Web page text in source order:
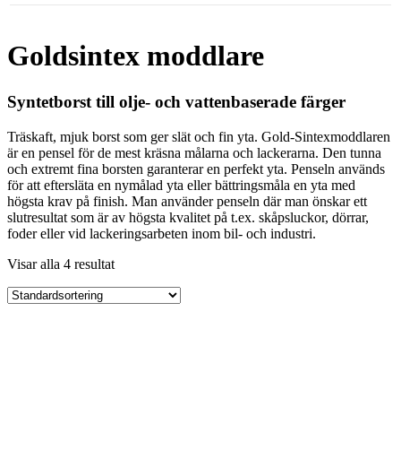
Goldsintex moddlare
Syntetborst till olje- och vattenbaserade färger
Träskaft, mjuk borst som ger slät och fin yta. Gold-Sintexmoddlaren
är en pensel för de mest kräsna målarna och lackerarna. Den tunna
och extremt fina borsten garanterar en perfekt yta. Penseln används
för att eftersläta en nymålad yta eller bättringsmåla en yta med
högsta krav på finish. Man använder penseln där man önskar ett
slutresultat som är av högsta kvalitet på t.ex. skåpsluckor, dörrar,
foder eller vid lackeringsarbeten inom bil- och industri.
Visar alla 4 resultat